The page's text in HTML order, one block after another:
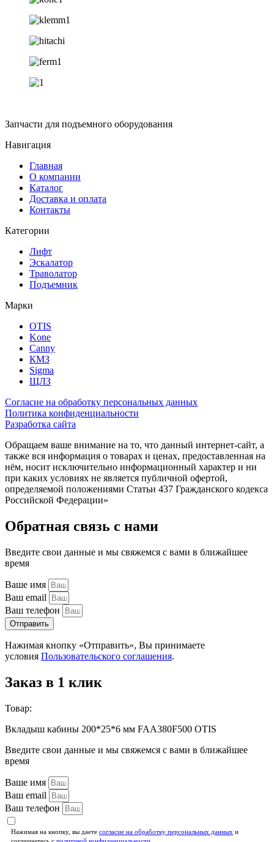
Запчасти для подъемного оборудования
Навигация
Главная
О компании
Каталог
Доставка и оплата
Контакты
Категории
Лифт
Эскалатор
Траволатор
Подъемник
Марки
OTIS
Kone
Canny
КМЗ
Sigma
ЩЛЗ
Согласие на обработку персональных данных
Политика конфиденциальности
Разработка сайта
Обращаем ваше внимание на то, что данный интернет-сайт, а
также вся информация о товарах и ценах, предоставленная на
нём, носит исключительно информационный характер и ни
при каких условиях не является публичной офертой,
определяемой положениями Статьи 437 Гражданского кодекса
Российской Федерации»
Обратная связь с нами
Введите свои данные и мы свяжемся с вами в ближайшее
время
Ваше имя
Ваш email
Ваш телефон
Отправить
Нажимая кнопку «Отправить», Вы принимаете
условия Пользовательского соглашения.
Заказ в 1 клик
Товар:
Вкладыш кабины 200*25*6 мм FAA380F500 OTIS
Введите свои данные и мы свяжемся с вами в ближайшее
время
Ваше имя
Ваш email
Ваш телефон
Нажимая на кнопку, вы даете согласие на обработку персональных данных и